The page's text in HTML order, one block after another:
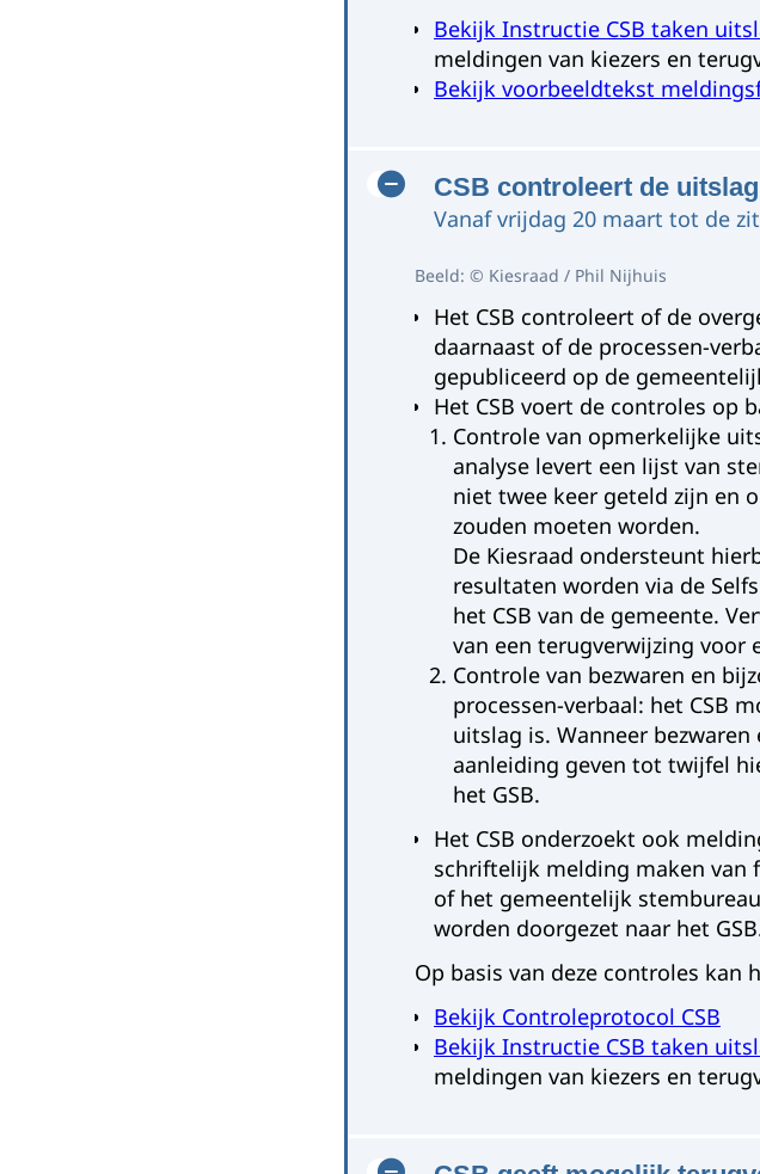
Bekijk Instructie CSB taken
meldingen van kiezers en
Bekijk voorbeeldtekst
CSB controleert de
Vanaf vrijdag 20 maart tot de
Beeld: © Kiesraad / Phil Nijhuis
Het CSB controleert of de
daarnaast of de processen-
gepubliceerd op de
Het CSB voert de controles op
Controle van opmerkelijke
analyse levert een lijst van
niet twee keer geteld zijn en
zouden moeten worden.
De Kiesraad ondersteunt
resultaten worden via de
het CSB van de gemeente.
van een terugverwijzing voor
Controle van bezwaren en
processen-verbaal: het CSB
uitslag is. Wanneer
aanleiding geven tot twijfel
het GSB.
Het CSB onderzoekt ook
schriftelijk melding maken van
of het gemeentelijk
worden doorgezet naar het
Op basis van deze controles kan
Bekijk Controleprotocol CSB
Bekijk Instructie CSB taken
meldingen van kiezers en